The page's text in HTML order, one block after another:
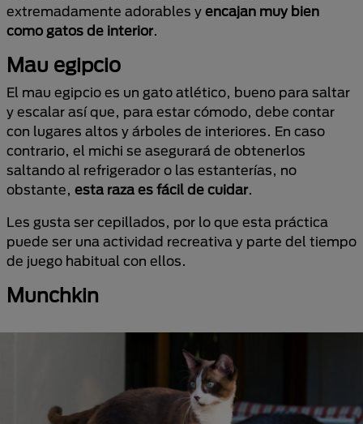
extremadamente adorables y encajan muy bien
como gatos de interior.
Mau egipcio
El mau egipcio es un gato atlético, bueno para saltar
y escalar así que, para estar cómodo, debe contar
con lugares altos y árboles de interiores. En caso
contrario, el michi se asegurará de obtenerlos
saltando al refrigerador o las estanterías, no
obstante, esta raza es fácil de cuidar.
Les gusta ser cepillados, por lo que esta práctica
puede ser una actividad recreativa y parte del tiempo
de juego habitual con ellos.
Munchkin